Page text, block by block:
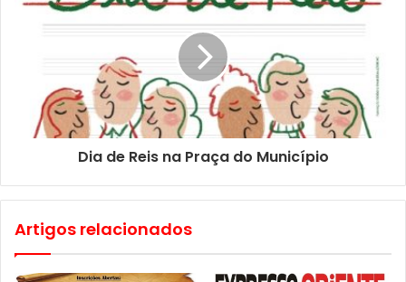
Dia de Reis na Praça do Município
Artigos relacionados